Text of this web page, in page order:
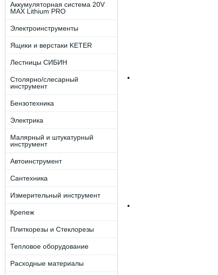
Аккумуляторная система 20V
MAX Lithium PRO
Электроинструменты
Ящики и верстаки KETER
Лестницы СИБИН
Столярно/слесарный
инструмент
Бензотехника
Электрика
Малярный и штукатурный
инструмент
Автоинструмент
Сантехника
Измерительный инструмент
Крепеж
Плиткорезы и Стеклорезы
Тепловое оборудование
Расходные материалы